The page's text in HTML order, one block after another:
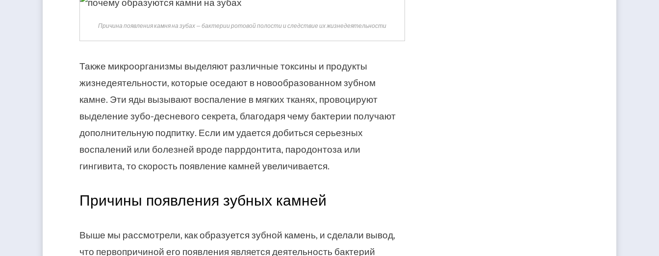
Причина появления камня на зубах — бактерии ротовой полости и следствие их жизнедеятельности
Также микроорганизмы выделяют различные токсины и продукты
жизнедеятельности, которые оседают в новообразованном зубном
камне. Эти яды вызывают воспаление в мягких тканях, провоцируют
выделение зубо-десневого секрета, благодаря чему бактерии получают
дополнительную подпитку. Если им удается добиться серьезных
воспалений или болезней вроде паррдонтита, пародонтоза или
гингивита, то скорость появление камней увеличивается.
Причины появления зубных камней
Выше мы рассмотрели, как образуется зубной камень, и сделали вывод,
что первопричиной его появления является деятельность бактерий